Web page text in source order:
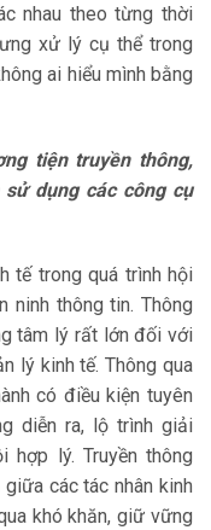
nhau theo từng thời
xử lý cụ thể trong
ai hiểu mình bằng
tiện truyền thông,
dụng các công cụ
tế trong quá trình hội
ninh thông tin. Thông
tâm lý rất lớn đối với
lý kinh tế. Thông qua
có điều kiện tuyên
diễn ra, lộ trình giải
hợp lý. Truyền thông
các tác nhân kinh
khó khăn, giữ vững